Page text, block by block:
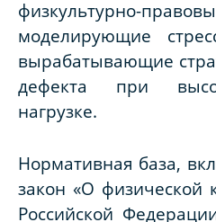
физкультурно-
моделирующие
вырабатывающие
дефекта при
нагрузке.
Нормативная база,
закон «О физической
Российской